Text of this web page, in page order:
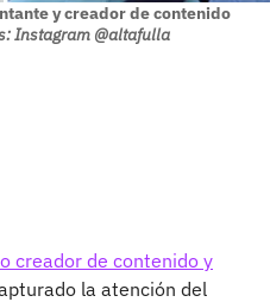
y creador de contenido
Instagram @altafulla
creador de contenido y
la atención del